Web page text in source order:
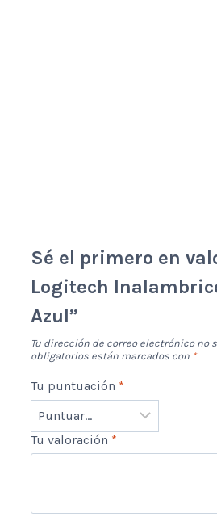
Sé el primero en
Logitech
Azul”
Tu dirección de correo electrónico no
obligatorios están marcados con *
Tu puntuación *
Tu valoración *